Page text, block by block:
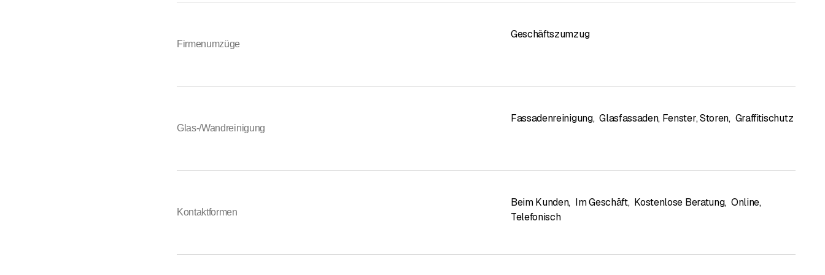
Firmenumzüge
Geschäftszumzug
Glas-/Wandreinigung
Fassadenreinigung, Glasfassaden, Fenster, Storen, Graffitischutz
Kontaktformen
Beim Kunden, Im Geschäft, Kostenlose Beratung, Online,
Telefonisch